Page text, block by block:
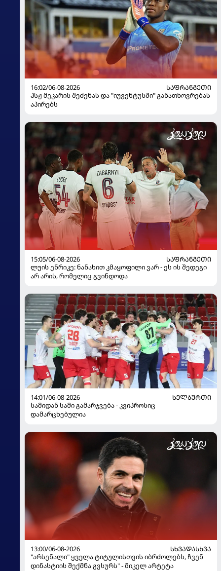
16:02/06-08-2026
ᲡᲐᲤᲠᲐᲜᲒᲔᲗᲘ
პსჟ მეკარის შეძენას და "იუვენტუსში" განათხოვრებას
აპირებს
15:05/06-08-2026
ᲡᲐᲤᲠᲐᲜᲒᲔᲗᲘ
ლუის ენრიკე: ნანახით კმაყოფილი ვარ - ეს ის შედეგი
არ არის, რომელიც გვინდოდა
14:01/06-08-2026
ᲮᲔᲚᲑᲣᲠᲗᲘ
სამიდან სამი გამარჯვება - კვიპროსიც
დამარცხებულია
13:00/06-08-2026
ᲡᲮᲕᲐᲓᲐᲡᲮᲕᲐ
"არსენალი" ყველა ტიტულისთვის იბრძოლებს, ჩვენ
დინასტიის შექმნა გვსურს" - მიკელ არტეტა